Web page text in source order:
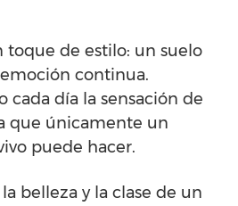
toque de estilo: un suelo
continua.
cada día la sensación de
que únicamente un
puede hacer.
belleza y la clase de un